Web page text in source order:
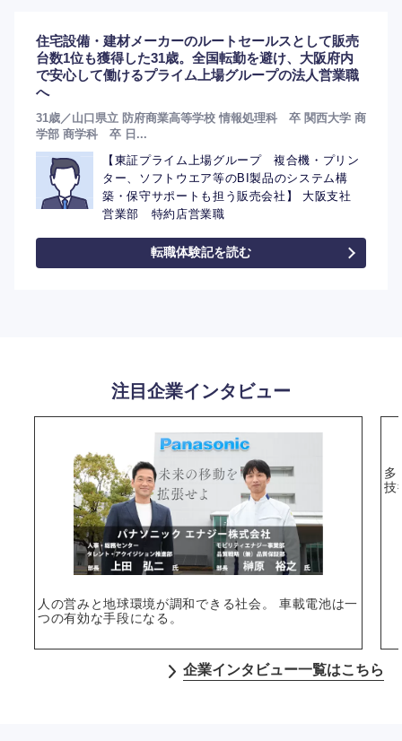
住宅設備・建材メーカーのルートセールスとして販売
台数1位も獲得した31歳。全国転勤を避け、大阪府内
で安心して働けるプライム上場グループの法人営業職
へ
31歳／山口県立 防府商業高等学校 情報処理科 卒 関西大学 商
学部 商学科 卒 日...
【東証プライム上場グループ 複合機・プリン
ター、ソフトウエア等のBI製品のシステム構
築・保守サポートも担う販売会社】 大阪支社
営業部 特約店営業職
転職体験記を読む
注目企業インタビュー
人の営みと地球環境が調和できる社会。 車載電池は一
つの有効な手段になる。
多
技
企業インタビュー一覧はこちら